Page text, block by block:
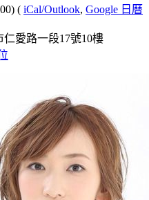
( iCal/Outlook, Google 日曆
仁愛路一段17號10樓